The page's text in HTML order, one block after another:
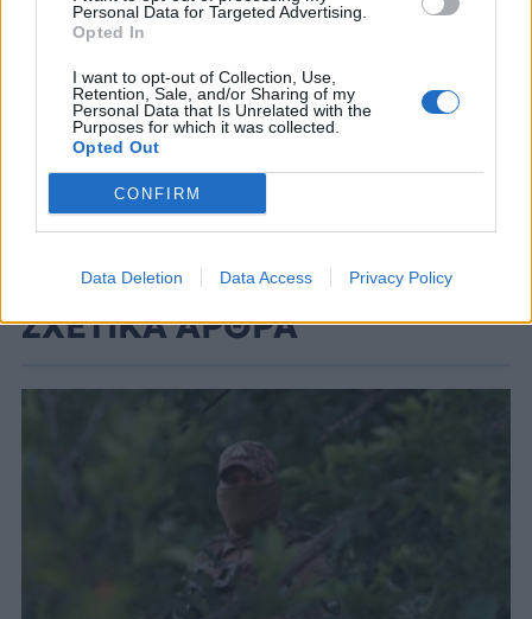
Personal Data for Targeted Advertising.
Opted In
I want to opt-out of Collection, Use,
Retention, Sale, and/or Sharing of my
Personal Data that Is Unrelated with the
Purposes for which it was collected.
Opted Out
CONFIRM
Data Deletion Data Access Privacy Policy
ΣΧΕΤΙΚΑ ΑΡΘΡΑ